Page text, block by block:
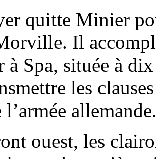
quitte Minier
. Il
à Spa, située à
les
ouest, les